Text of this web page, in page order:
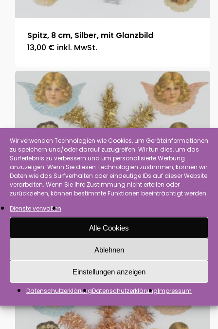
Wir verwenden Technologien wie Cookies, um Geräteinformationen
zu speichern und/oder darauf zuzugreifen. Wir tun dies, um das
Surferlebnis zu verbessern und um personalisierte Werbung
anzuzeigen. Wenn Sie diesen Technologien zustimmen, können wir
Daten wie das Surfverhalten oder eindeutige IDs auf dieser Website
verarbeiten. Wenn Sie Ihre Zustimmung nicht erteilen oder
zurückziehen, können bestimmte Funktionen beeinträchtigt werden.
Dienste verwalten
Alle Cookies
Ablehnen
Einstellungen anzeigen
DatenschutzerklärungDatenschutzerklärungImpressum
Spitz, 8 cm, Silber, mit Glanzbild
13,00 € inkl. MwSt.